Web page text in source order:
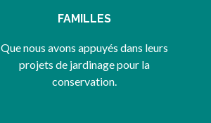
FAMILLES
Que nous avons appuyés dans leurs
projets de jardinage pour la
conservation.